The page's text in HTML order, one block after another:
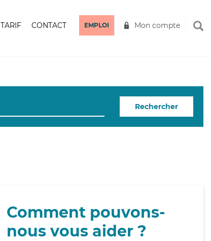
TARIF CONTACT EMPLOI Mon compte
Rechercher
Comment pouvons-
nous vous aider ?